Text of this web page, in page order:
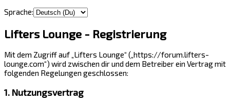
Sprache:
Lifters Lounge - Registrierung
Mit dem Zugriff auf „Lifters Lounge“ („https://forum.lifters-
lounge.com“) wird zwischen dir und dem Betreiber ein Vertrag mit
folgenden Regelungen geschlossen:
1. Nutzungsvertrag